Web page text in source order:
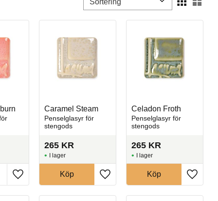
Lägg till i favoriter
Caramel Steam
Penselglasyr för
stengods
265 KR
Lägg till i favoriter
I lager
Köp
Celadon Froth
Penselglasyr för
stengods
265 KR
Lägg
I lager
Köp